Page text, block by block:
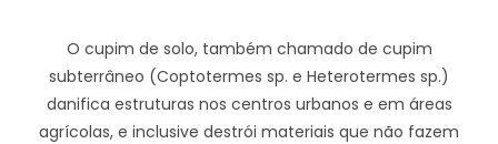
O cupim de solo, também chamado de cupim
subterrâneo (Coptotermes sp. e Heterotermes sp.)
danifica estruturas nos centros urbanos e em áreas
agrícolas, e inclusive destrói materiais que não fazem